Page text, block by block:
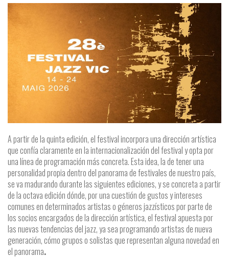
A partir de la quinta edición, el festival incorpora una dirección artística
que confía claramente en la internacionalización del festival y opta por
una línea de programación más concreta. Esta idea, la de tener una
personalidad propia dentro del panorama de festivales de nuestro país,
se va madurando durante las siguientes ediciones, y se concreta a partir
de la octava edición dónde, por una cuestión de gustos y intereses
comunes en determinados artistas o géneros jazzísticos por parte de
los socios encargados de la dirección artística, el festival apuesta por
las nuevas tendencias del jazz, ya sea programando artistas de nueva
generación, cómo grupos o solistas que representan alguna novedad en
el panorama.